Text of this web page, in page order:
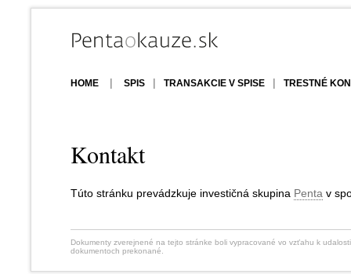
HOME | SPIS | TRANSAKCIE V SPISE | TRESTNÉ
Kontakt
Túto stránku prevádzkuje investičná skupina Penta v
Dokumenty zverejnené na tejto stránke boli vypracované vo vzťahu k
dokumentoch prekonané.